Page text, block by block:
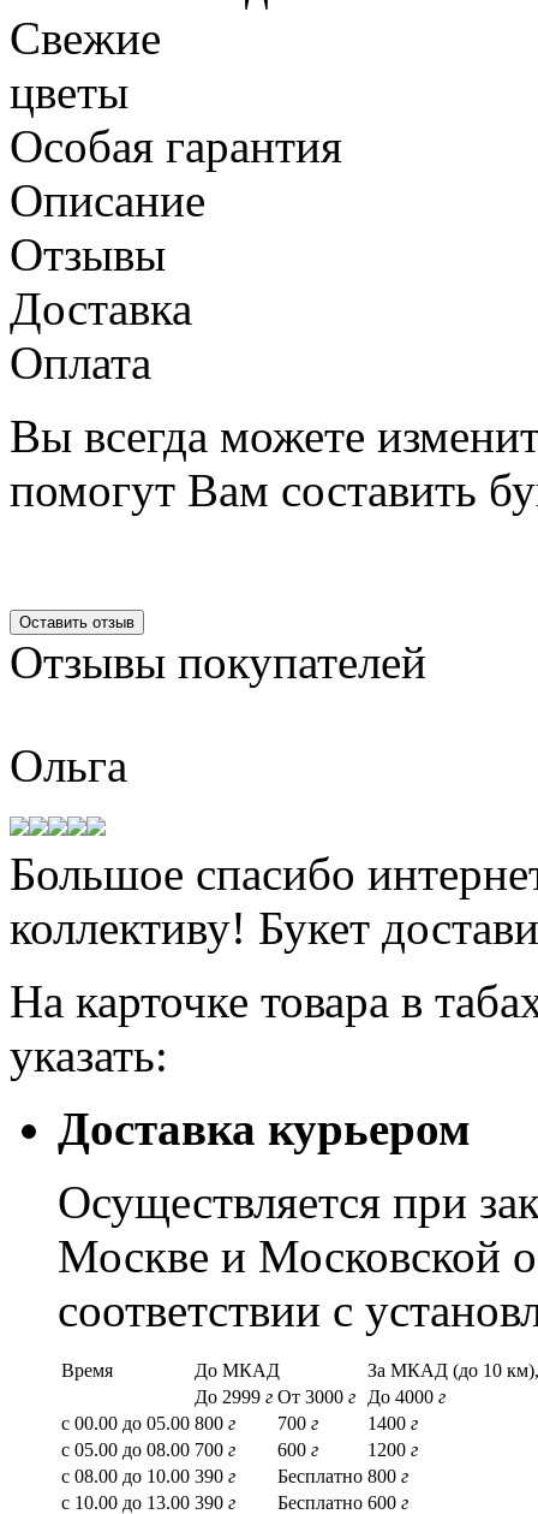
Свежие
цветы
Особая гарантия
Описание
Отзывы
Доставка
Оплата
Вы всегда можете
помогут Вам составить
Оставить отзыв
Отзывы покупателей
Ольга
Большое спасибо
коллективу! Букет
На карточке товара в
указать:
Доставка курьером
Осуществляется при
Москве и Московской
соответствии с
Время До МКАД
За МКАД (до 10
До 2999 г От 3000 г До 4000 г
с 00.00 до 05.00 800 г 700 г 1400 г
с 05.00 до 08.00 700 г 600 г 1200 г
с 08.00 до 10.00 390 г Бесплатно 800 г
с 10.00 до 13.00 390 г Бесплатно 600 г